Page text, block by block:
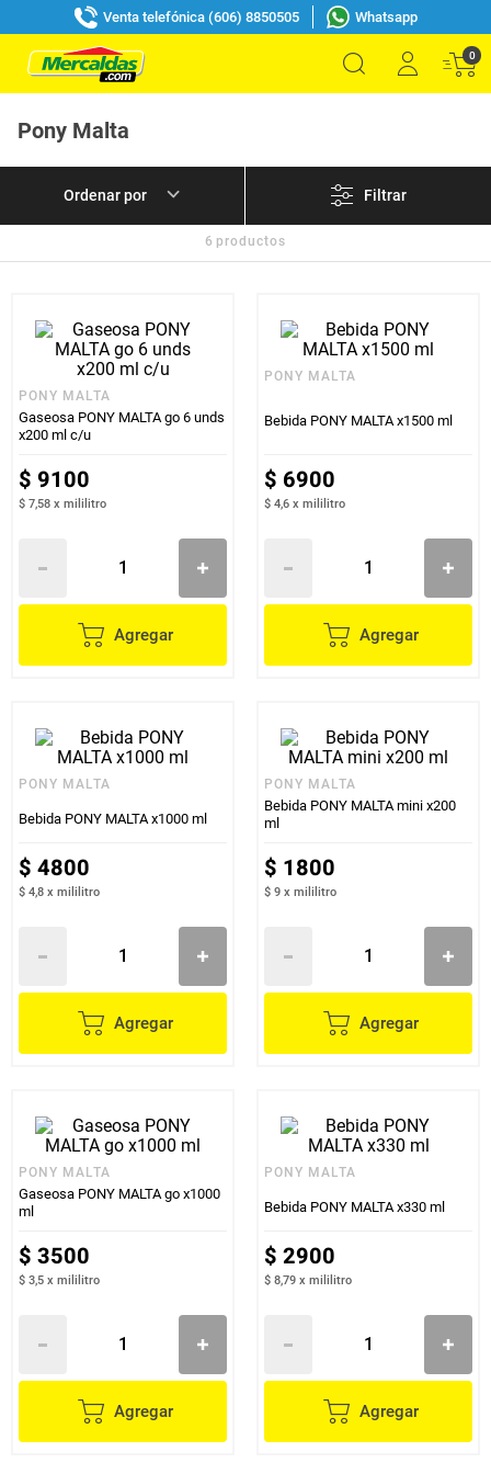
Venta telefónica (606) 8850505 Whatsapp
0
Pony Malta
Filtrar
6 productos
PONY MALTA
Gaseosa PONY MALTA go 6 unds
x200 ml c/u
$ 9100
$ 7,58 x mililitro
Agregar
PONY MALTA
Bebida PONY MALTA x1500 ml
$ 6900
$ 4,6 x mililitro
Agregar
PONY MALTA
Bebida PONY MALTA x1000 ml
$ 4800
$ 4,8 x mililitro
Agregar
PONY MALTA
Bebida PONY MALTA mini x200
ml
$ 1800
$ 9 x mililitro
Agregar
PONY MALTA
Gaseosa PONY MALTA go x1000
ml
$ 3500
$ 3,5 x mililitro
Agregar
PONY MALTA
Bebida PONY MALTA x330 ml
$ 2900
$ 8,79 x mililitro
Agregar